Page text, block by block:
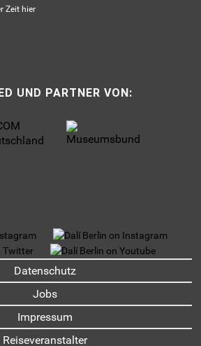
Zeit hier
UND PARTNER VON:
Datenschutz
Jobs
Impressum
Reiseveranstalter